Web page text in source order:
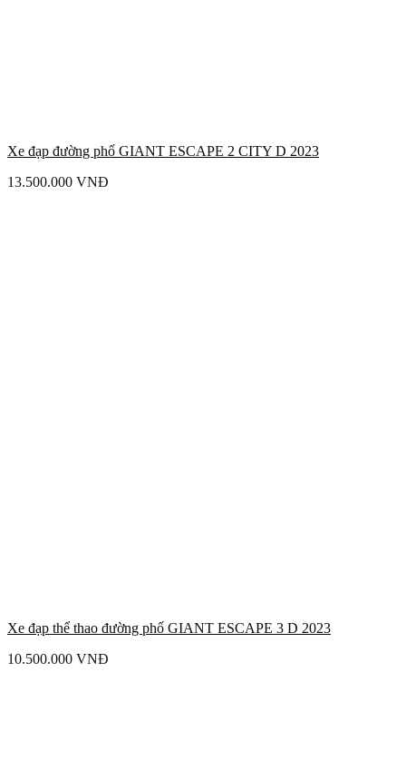
Xe đạp đường phố GIANT ESCAPE 2 CITY D 2023
13.500.000 VNĐ
Xe đạp thể thao đường phố GIANT ESCAPE 3 D 2023
10.500.000 VNĐ